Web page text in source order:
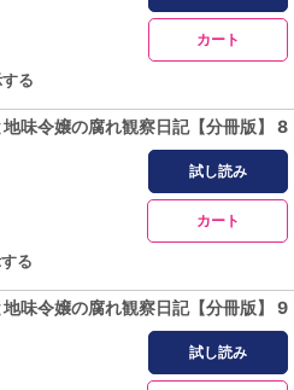
カート
る
味令嬢の腐れ観察日記【分冊版】 8
試し読み
カート
る
味令嬢の腐れ観察日記【分冊版】 9
試し読み